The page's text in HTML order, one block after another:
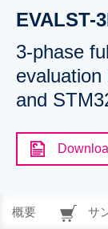
Please log in
EVALST-
3-phase
and
概要 サ